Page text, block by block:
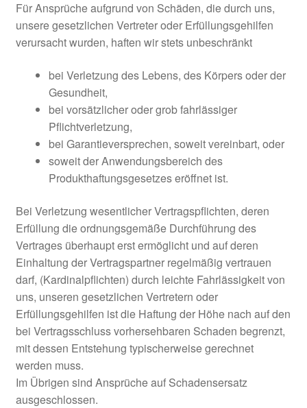
Für Ansprüche aufgrund von Schäden, die durch uns,
unsere gesetzlichen Vertreter oder Erfüllungsgehilfen
verursacht wurden, haften wir stets unbeschränkt
bei Verletzung des Lebens, des Körpers oder der
Gesundheit,
bei vorsätzlicher oder grob fahrlässiger
Pflichtverletzung,
bei Garantieversprechen, soweit vereinbart, oder
soweit der Anwendungsbereich des
Produkthaftungsgesetzes eröffnet ist.
Bei Verletzung wesentlicher Vertragspflichten, deren
Erfüllung die ordnungsgemäße Durchführung des
Vertrages überhaupt erst ermöglicht und auf deren
Einhaltung der Vertragspartner regelmäßig vertrauen
darf, (Kardinalpflichten) durch leichte Fahrlässigkeit von
uns, unseren gesetzlichen Vertretern oder
Erfüllungsgehilfen ist die Haftung der Höhe nach auf den
bei Vertragsschluss vorhersehbaren Schaden begrenzt,
mit dessen Entstehung typischerweise gerechnet
werden muss.
Im Übrigen sind Ansprüche auf Schadensersatz
ausgeschlossen.